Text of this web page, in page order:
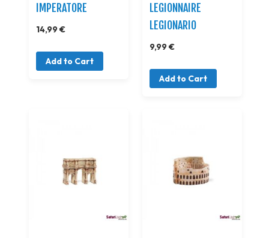
IMPERATORE
14,99 €
Add to Cart
LEGIONNAIRE
LEGIONARIO
9,99 €
Add to Cart